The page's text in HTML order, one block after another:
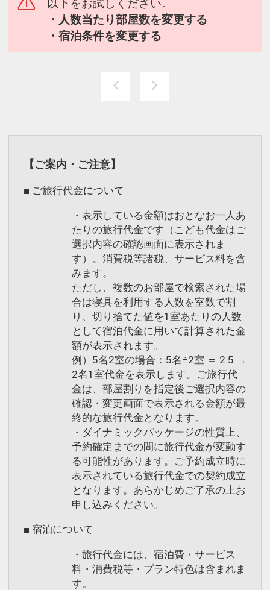
以下をお試しください。
・人数当たり部屋数を変更する
・宿泊条件を変更する
【ご案内・ご注意】
■ ご旅行代金について
・表示している金額はおとなお一人あ
たりの旅行代金です（こども代金はご
選択内容の確認画面に表示されま
す）。消費税等諸税、サービス料を含
みます。
ただし、複数のお部屋で検索された場
合は寝具を利用する人数を室数で割
り、切り捨てた値を1室あたりの人数
として宿泊代金に用いて計算された金
額が表示されます。
例）5名2室の場合：5名÷2室 ＝ 2.5 →
2名1室代金を表示します。ご旅行代
金は、部屋割りを指定後ご選択内容の
確認・変更画面で表示される金額が最
終的な旅行代金となります。
・ダイナミックパッケージの性質上、
予約確定までの間に旅行代金が変動す
る可能性があります。ご予約成立時に
表示されている旅行代金での契約成立
となります。あらかじめご了承の上お
申し込みください。
■ 宿泊について
・旅行代金には、宿泊費・サービス
料・消費税等・プラン特色は含まれま
す。